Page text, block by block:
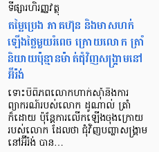
ទីផ្សារហិរញ្ញវត្ថុ
តម្លៃប្រេង ភាគហ៊ុន និងមាសហក់
ឡើងថ្លៃមួយរំពេច ក្រោយលោក ត្រាំ
និយាយប៉ុន្មានម៉ាត់ជុំវិញសង្គ្រាមនៅ
អ៊ីរ៉ង់
ទោះបីពិភពលោកហាក់ស៊ាំនឹងការ
ព្យាករណ៍របស់លោក ដូណាល់ ត្រាំ
ក៏ដោយ ប៉ុន្តែការលើកឡើងចុងក្រោយ
របស់លោក ដែលថា ជុំវិញបញ្ហាសង្គ្រាម
នៅអ៊ីរ៉ង់ បាន…